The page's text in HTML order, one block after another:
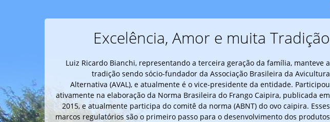
Excelência, Amor e muita Tradição
Luiz Ricardo Bianchi, representando a terceira geração da família, manteve a
tradição sendo sócio-fundador da Associação Brasileira da Avicultura
Alternativa (AVAL), e atualmente é o vice-presidente da entidade. Participou
ativamente na elaboração da Norma Brasileira do Frango Caipira, publicada em
2015, e atualmente participa do comitê da norma (ABNT) do ovo caipira. Esses
marcos regulatórios são o primeiro passo para o desenvolvimento dos produtos